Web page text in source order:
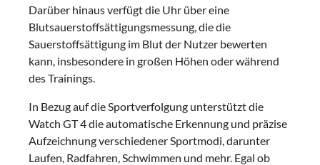
Darüber hinaus verfügt die Uhr über eine
Blutsauerstoffsättigungsmessung, die die
Sauerstoffsättigung im Blut der Nutzer bewerten
kann, insbesondere in großen Höhen oder während
des Trainings.
In Bezug auf die Sportverfolgung unterstützt die
Watch GT 4 die automatische Erkennung und präzise
Aufzeichnung verschiedener Sportmodi, darunter
Laufen, Radfahren, Schwimmen und mehr. Egal ob